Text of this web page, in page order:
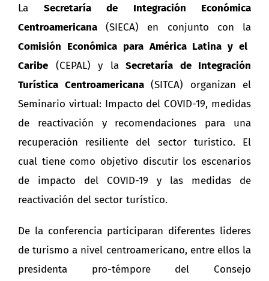
La
Secretaría de Integración Económica
Centroamericana (SIECA) en conjunto con la
Comisión Económica para América Latina y el
Caribe (CEPAL) y la Secretaría de Integración
Turística Centroamericana(SITCA) organizan el
Seminario virtual: Impacto del COVID-19, medidas
de reactivación y recomendaciones para una
recuperación resiliente del sector turístico. El
cual tiene como objetivo discutir los escenarios
de impacto del COVID-19 y las medidas de
reactivación del sector turístico.
De la conferencia participaran diferentes lideres
de turismo a nivel centroamericano, entre ellos la
presidenta pro-témpore del Consejo